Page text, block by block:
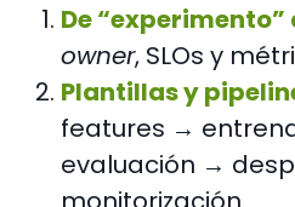
De
owner, SLOs y
Plantillas y
features →
evaluación →